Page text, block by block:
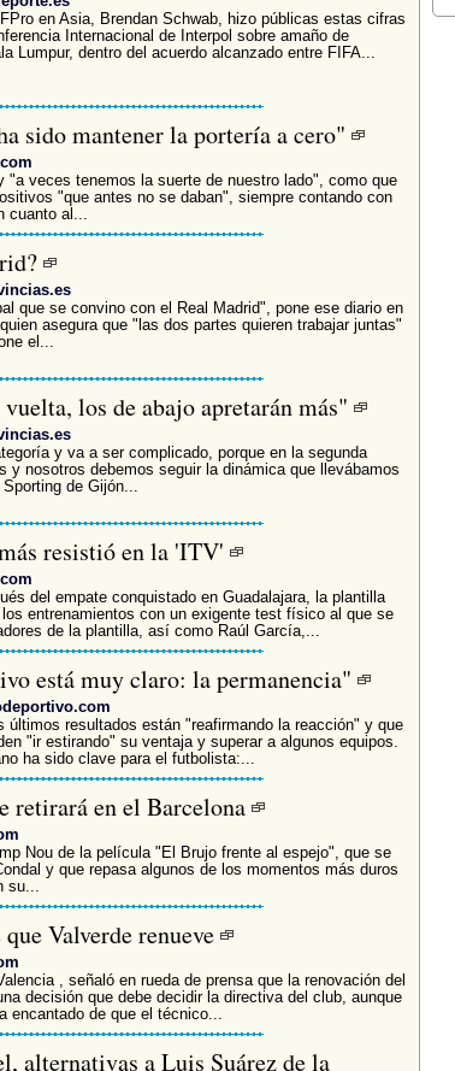
en Asia, Brendan Schwab, hizo públicas estas cifras
Internacional de Interpol sobre amaño de
Lumpur, dentro del acuerdo alcanzado entre FIFA...
sido mantener la portería a cero"
veces tenemos la suerte de nuestro lado", como que
"que antes no se daban", siempre contando con
cuanto al...
que se convino con el Real Madrid", pone ese diario en
asegura que "las dos partes quieren trabajar juntas"
el...
los de abajo apretarán más"
y va a ser complicado, porque en la segunda
y nosotros debemos seguir la dinámica que llevábamos
de Gijón...
resistió en la 'ITV'
del empate conquistado en Guadalajara, la plantilla
entrenamientos con un exigente test físico al que se
de la plantilla, así como Raúl García,...
está muy claro: la permanencia"
últimos resultados están "reafirmando la reacción" y que
"ir estirando" su ventaja y superar a algunos equipos.
ha sido clave para el futbolista:...
retirará en el Barcelona
Nou de la película "El Brujo frente al espejo", que se
y que repasa algunos de los momentos más duros
su...
Valverde renueve
, señaló en rueda de prensa que la renovación del
decisión que debe decidir la directiva del club, aunque
encantado de que el técnico...
alternativas a Luis Suárez de la